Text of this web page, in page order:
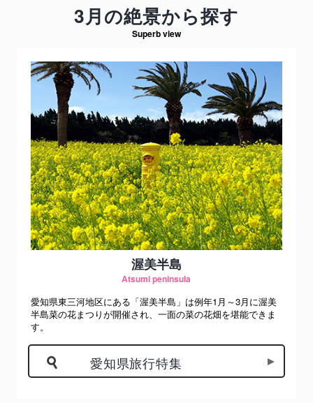
3月の絶景から探す
Superb view
渥美半島
Atsumi peninsula
愛知県東三河地区にある「渥美半島」は例年1月～3月に渥美
半島菜の花まつりが開催され、一面の菜の花畑を堪能できま
す。
愛知県旅行特集